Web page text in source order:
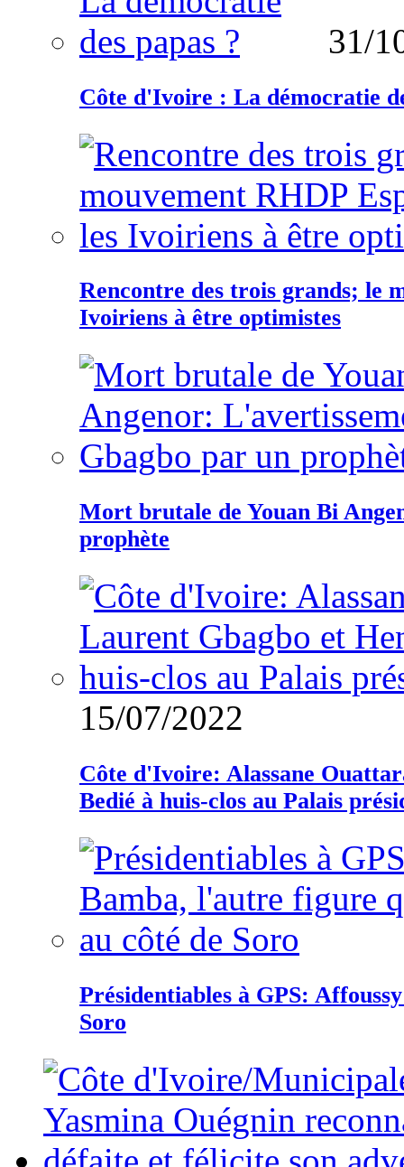
31/
Côte d'Ivoire : La démocratie
Rencontre des trois grands; le
Ivoiriens à être optimistes
Mort brutale de Youan Bi
prophète
15/07/2022
Côte d'Ivoire: Alassane
Bedié à huis-clos au Palais
Présidentiables à GPS:
Soro